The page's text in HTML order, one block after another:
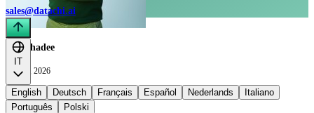
Rai Chadee
Apr 22, 2026
sales@datachi.ai
IT
English Deutsch Français Español Nederlands
Italiano
Português
Polski